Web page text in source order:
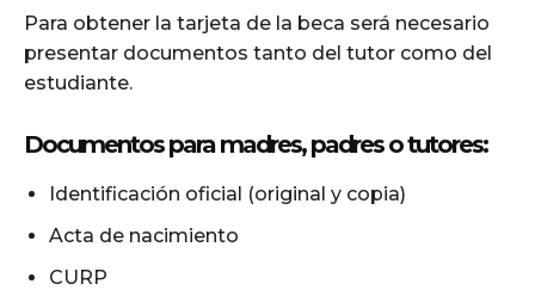
Para obtener la tarjeta de la beca será necesario
presentar documentos tanto del tutor como del
estudiante.
Documentos para madres, padres o tutores:
Identificación oficial (original y copia)
Acta de nacimiento
CURP